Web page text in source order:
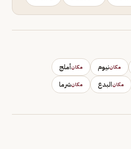
مكاننيوم مكانأملج
مكانالبدع مكانشرما